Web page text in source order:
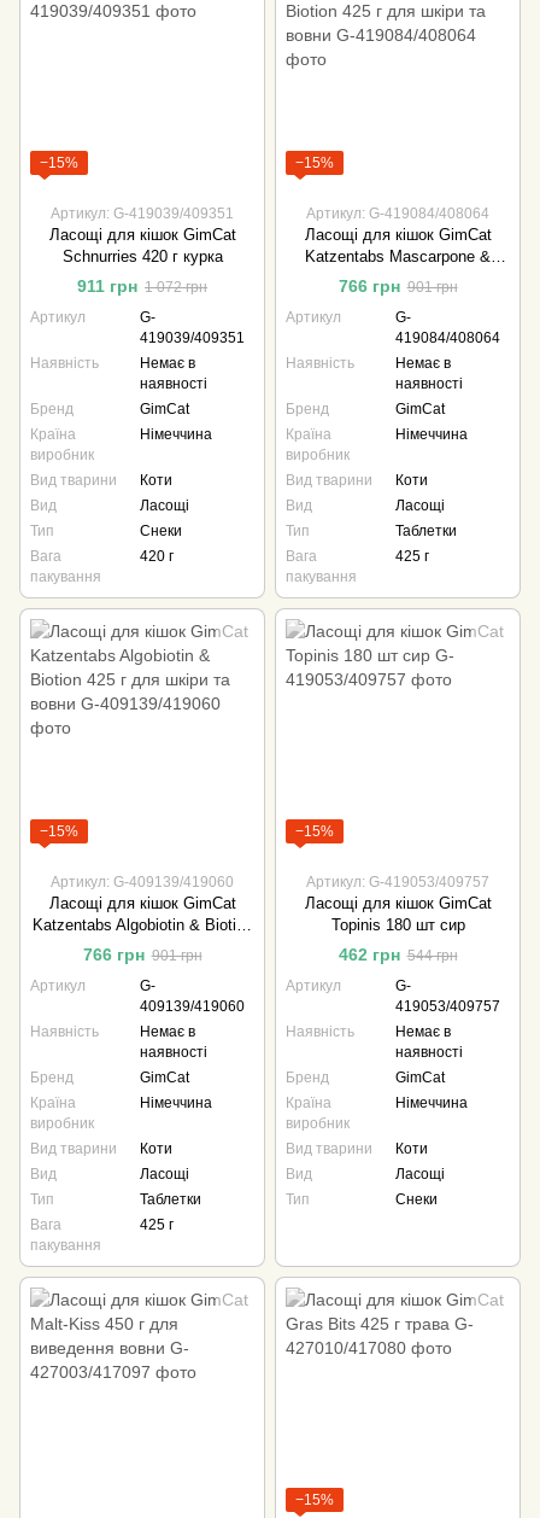
−15%
Артикул: G-419039/409351
Ласощі для кішок GimCat
Schnurries 420 г курка
911 грн 1 072 грн
Артикул
G-
419039/409351
Наявність
Немає в
наявності
Бренд
GimCat
Країна
виробник
Німеччина
Вид тварини
Коти
Вид
Ласощі
Тип
Снеки
Вага
пакування
420 г
−15%
Артикул: G-419084/408064
Ласощі для кішок GimCat
Katzentabs Mascarpone &
Biotion 425 г для шкіри та
вовни
766 грн 901 грн
Артикул
G-
419084/408064
Наявність
Немає в
наявності
Бренд
GimCat
Країна
виробник
Німеччина
Вид тварини
Коти
Вид
Ласощі
Тип
Таблетки
Вага
пакування
425 г
−15%
Артикул: G-409139/419060
Ласощі для кішок GimCat
Katzentabs Algobiotin & Biotion
425 г для шкіри та вовни
766 грн 901 грн
Артикул
G-
409139/419060
Наявність
Немає в
наявності
Бренд
GimCat
Країна
виробник
Німеччина
Вид тварини
Коти
Вид
Ласощі
Тип
Таблетки
Вага
пакування
425 г
−15%
Артикул: G-419053/409757
Ласощі для кішок GimCat
Topinis 180 шт сир
462 грн 544 грн
Артикул
G-
419053/409757
Наявність
Немає в
наявності
Бренд
GimCat
Країна
виробник
Німеччина
Вид тварини
Коти
Вид
Ласощі
Тип
Снеки
−15%